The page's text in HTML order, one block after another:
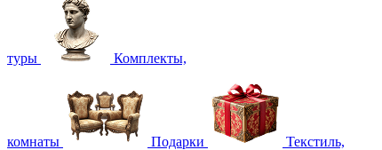
туры Комплекты,
комнаты Подарки Текстиль,